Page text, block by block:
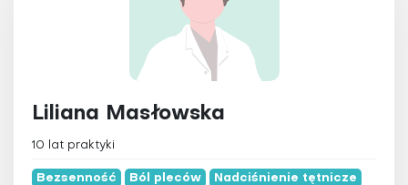
Medycyna funkcjonalna
Medycyna integracyjna
Medycyna Tyberańska
Naturopatia
Osteopatia
Ozonoterapia
Liliana Masłowska
10 lat praktyki
Bezsenność Ból pleców Nadciśnienie tętnicze